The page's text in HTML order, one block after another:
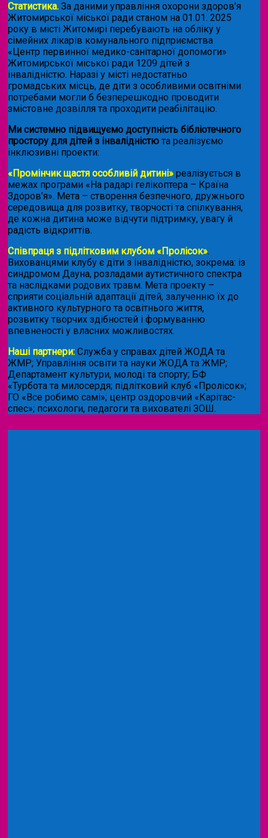
Статистика. За даними управління охорони здоров’я
Житомирської міської ради станом на 01.01. 2025
року в місті Житомирі перебувають на обліку у
сімейних лікарів комунального підприємства
«Центр первинної медико-санітарної допомоги»
Житомирської міської ради 1209 дітей з
інвалідністю. Наразі у місті недостатньо
громадських місць, де діти з особливими освітніми
потребами могли б безперешкодно проводити
змістовне дозвілля та проходити реабілітацію.
Ми системно підвищуємо доступність бібліотечного
простору для дітей з інвалідністю та реалізуємо
інклюзивні проекти:
«Промінчик щастя особливій дитині» реалізується в
межах програми «На радарі гелікоптера – Країна
Здоров’я». Мета – створення безпечного, дружнього
середовища для розвитку, творчості та спілкування,
де кожна дитина може відчути підтримку, увагу й
радість відкриттів.
Співпраця з підлітковим клубом «Пролісок».
Вихованцями клубу є діти з інвалідністю, зокрема: із
синдромом Дауна, розладами аутистичного спектра
та наслідками родових травм. Мета проекту –
сприяти соціальній адаптації дітей, залученню їх до
активного культурного та освітнього життя,
розвитку творчих здібностей і формуванню
впевненості у власних можливостях.
Наші партнери: Служба у справах дітей ЖОДА та
ЖМР; Управління освіти та науки ЖОДА та ЖМР;
Департамент культури, молоді та спорту; БФ
«Турбота та милосердя; підлітковий клуб «Пролісок»;
ГО «Все робимо самі»; центр оздоровчий «Карітас-
спес»; психологи, педагоги та вихователі ЗОШ.